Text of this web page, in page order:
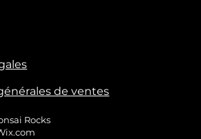
de ventes
Rocks